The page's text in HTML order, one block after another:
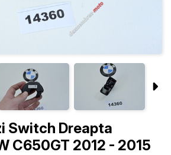
Switch Dreapta
C650GT 2012 - 2015